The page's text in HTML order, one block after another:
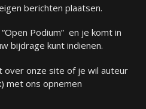
berichten plaatsen.
Podium” en je komt in
bijdrage kunt indienen.
over onze site of je wil auteur
met ons opnemen